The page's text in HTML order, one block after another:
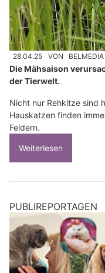
28.04.25 VON
Die Mähsaison
der Tierwelt.
Nicht nur Rehkitze sind
Hauskatzen finden
Feldern.
Weiterlesen
PUBLIREPORTAGEN